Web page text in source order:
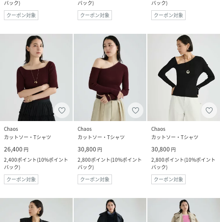
バック)
クーポン対象
バック)
クーポン対象
バック)
クーポン対象
Chaos
カットソー・Tシャツ
26,400 円
2,400ポイント(10%ポイント
バック)
クーポン対象
Chaos
カットソー・Tシャツ
30,800 円
2,800ポイント(10%ポイント
バック)
クーポン対象
Chaos
カットソー・Tシャツ
30,800 円
2,800ポイント(10%ポイント
バック)
クーポン対象